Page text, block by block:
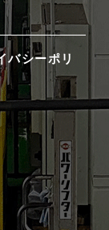
バシーポリ